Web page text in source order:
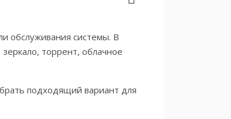
обслуживания системы. В
торрент, облачное
подходящий вариант для